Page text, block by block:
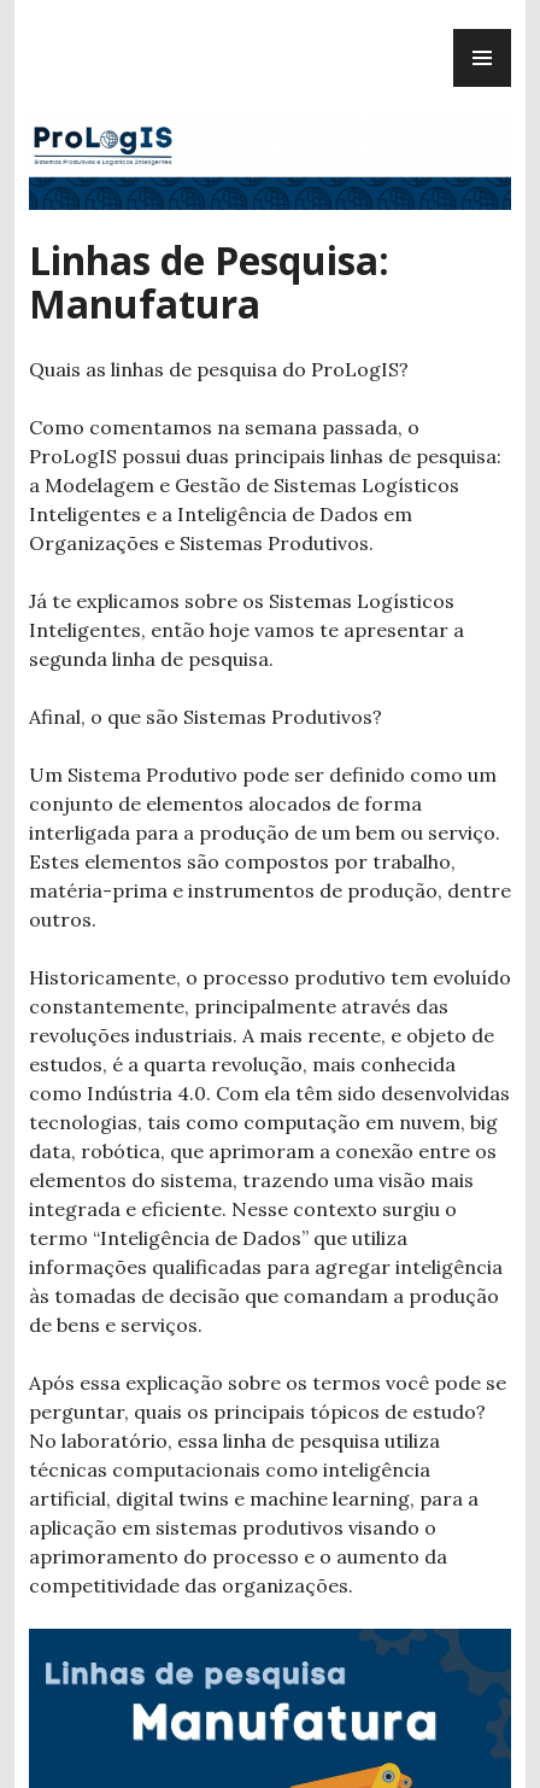
Linhas de Pesquisa:
Manufatura
Quais as linhas de pesquisa do ProLogIS?
Como comentamos na semana passada, o
ProLogIS possui duas principais linhas de pesquisa:
a Modelagem e Gestão de Sistemas Logísticos
Inteligentes e a Inteligência de Dados em
Organizações e Sistemas Produtivos.
Já te explicamos sobre os Sistemas Logísticos
Inteligentes, então hoje vamos te apresentar a
segunda linha de pesquisa.
Afinal, o que são Sistemas Produtivos?
Um Sistema Produtivo pode ser definido como um
conjunto de elementos alocados de forma
interligada para a produção de um bem ou serviço.
Estes elementos são compostos por trabalho,
matéria-prima e instrumentos de produção, dentre
outros.
Historicamente, o processo produtivo tem evoluído
constantemente, principalmente através das
revoluções industriais. A mais recente, e objeto de
estudos, é a quarta revolução, mais conhecida
como Indústria 4.0. Com ela têm sido desenvolvidas
tecnologias, tais como computação em nuvem, big
data, robótica, que aprimoram a conexão entre os
elementos do sistema, trazendo uma visão mais
integrada e eficiente. Nesse contexto surgiu o
termo “Inteligência de Dados” que utiliza
informações qualificadas para agregar inteligência
às tomadas de decisão que comandam a produção
de bens e serviços.
Após essa explicação sobre os termos você pode se
perguntar, quais os principais tópicos de estudo?
No laboratório, essa linha de pesquisa utiliza
técnicas computacionais como inteligência
artificial, digital twins e machine learning, para a
aplicação em sistemas produtivos visando o
aprimoramento do processo e o aumento da
competitividade das organizações.